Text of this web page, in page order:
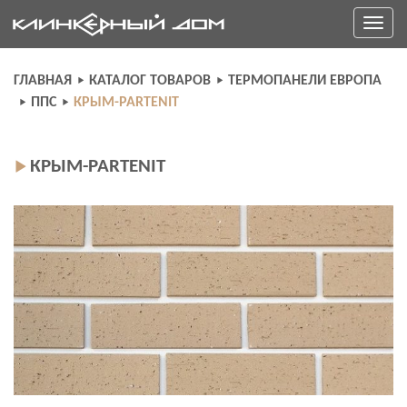
to
content
Toggle
ГЛАВНАЯ КАТАЛОГ ТОВАРОВ
ТЕРМОПАНЕЛИ ЕВРОПА
ППС
КРЫМ-PARTENIT
КРЫМ-PARTENIT